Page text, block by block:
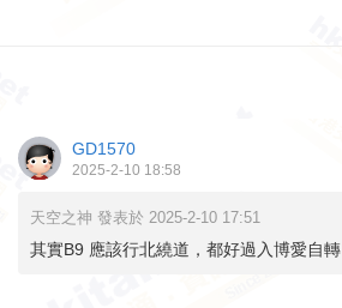
GD1570
2025-2-10 18:58
天空之神 發表於 2025-2-10 17:51
其實B9 應該行北繞道，都好過入博愛自轉